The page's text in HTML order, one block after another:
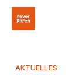
AKTUELLES